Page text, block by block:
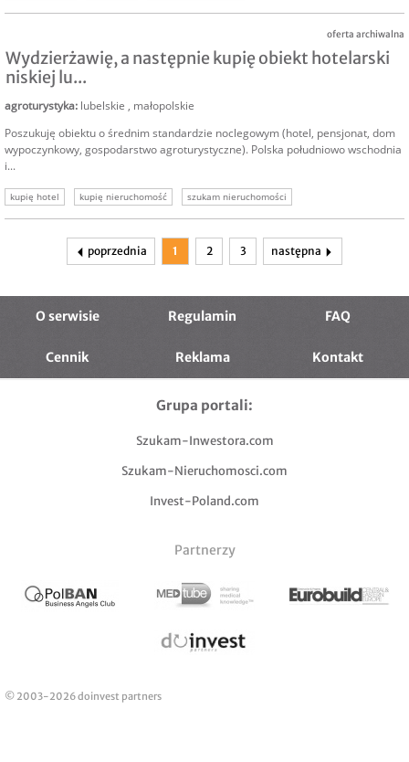
Wydzierżawię, a następnie kupię obiekt hotelarski
niskiej lu...
agroturystyka: lubelskie , małopolskie
Poszukuję obiektu o średnim standardzie noclegowym (hotel, pensjonat, dom
wypoczynkowy, gospodarstwo agroturystyczne). Polska południowo wschodnia
i...
kupię hotel kupię nieruchomość szukam nieruchomości
oferta archiwalna
poprzednia 1 2 3 następna
O serwisie Regulamin FAQ
Cennik Reklama Kontakt
Grupa portali:
Szukam-Inwestora.com
Szukam-Nieruchomosci.com
Invest-Poland.com
Partnerzy
© 2003-2026 doinvest partners